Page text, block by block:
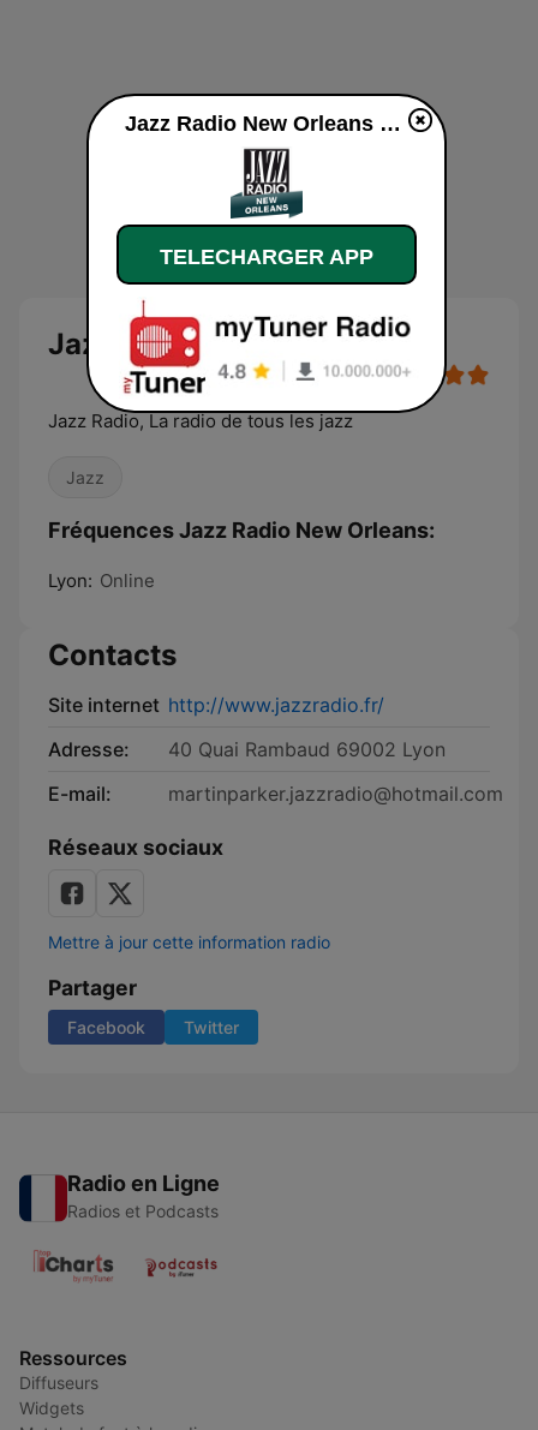
Jazz Radio New Orleans
Jazz Radio, La radio de tous les jazz
Jazz
Fréquences Jazz Radio New Orleans:
Lyon: Online
Contacts
Site internet http://www.jazzradio.fr/
Adresse:
40 Quai Rambaud 69002 Lyon
E-mail:
martinparker.jazzradio@hotmail.com
Réseaux sociaux
Mettre à jour cette information radio
Partager
Facebook Twitter
Radio en Ligne
Radios et Podcasts
Ressources
Diffuseurs
Widgets
Jazz Radio New Orleans en ligne
TELECHARGER APP